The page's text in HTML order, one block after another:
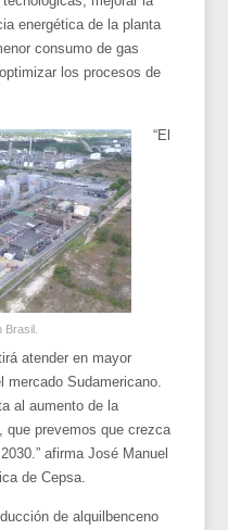
energética de la planta
consumo de gas
los procesos de
Brasil.
“El
atender en mayor
mercado Sudamericano.
al aumento de la
que prevemos que crezca
afirma José Manuel
de Cepsa.
de alquilbenceno